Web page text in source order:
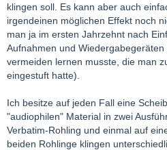
klingen soll. Es kann aber auch
irgendeinen möglichen Effekt noch
man ja im ersten Jahrzehnt nach
Aufnahmen und
vermeiden lernen musste, die man
eingestuft hatte).
Ich besitze auf jeden Fall eine
"audiophilen" Material in zwei
Verbatim-Rohling und einmal auf
beiden Rohlinge klingen